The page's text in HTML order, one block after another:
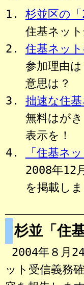
杉並区の
住基ネッ
住基ネッ
参加理由
意思は？
拙速な住
無料はが
表示を！
「住基ネ
2008年12
を掲載しま
杉並「住
2004年８月
ット受信義務